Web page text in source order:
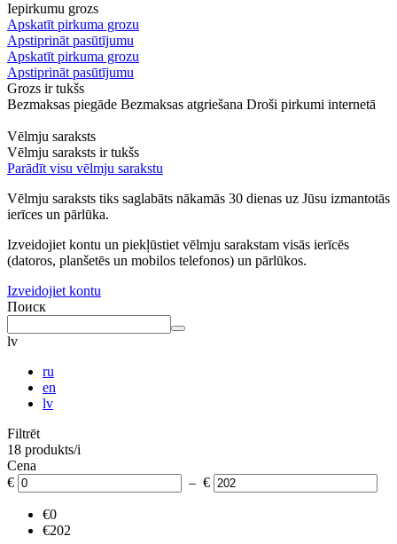
Iepirkumu grozs
Apskatīt pirkuma grozu
Apstiprināt pasūtījumu
Apskatīt pirkuma grozu
Apstiprināt pasūtījumu
Grozs ir tukšs
Bezmaksas piegāde Bezmaksas atgriešana Droši pirkumi internetā
Vēlmju saraksts
Vēlmju saraksts ir tukšs
Parādīt visu vēlmju sarakstu
Vēlmju saraksts tiks saglabāts nākamās 30 dienas uz Jūsu izmantotās
ierīces un pārlūka.
Izveidojiet kontu un piekļūstiet vēlmju sarakstam visās ierīcēs
(datoros, planšetēs un mobilos telefonos) un pārlūkos.
Izveidojiet kontu
Поиск
lv
ru
en
lv
Filtrēt
18 produkts/i
Cena
€
– €
€0
€202